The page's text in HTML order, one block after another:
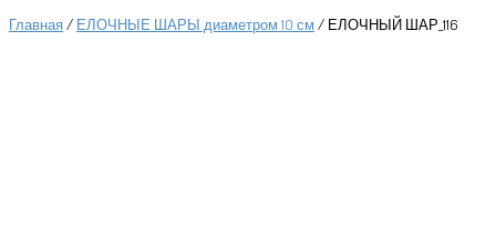
Главная/ ЕЛОЧНЫЕ ШАРЫ диаметром 10 см / ЕЛОЧНЫЙ ШАР_116